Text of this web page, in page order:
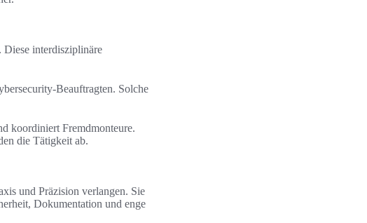
interdisziplinäre
Beauftragten. Solche
koordiniert Fremdmonteure.
die Tätigkeit ab.
und Präzision verlangen. Sie
Dokumentation und enge